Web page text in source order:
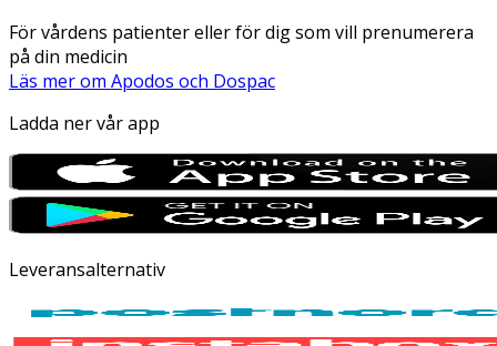
För vårdens patienter eller för dig som vill prenumerera
på din medicin
Läs mer om Apodos och Dospac
Ladda ner vår app
Leveransalternativ